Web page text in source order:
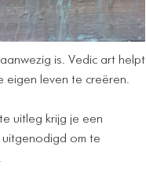
is. Vedic art helpt
eigen leven te creëren.
uitleg krijg je een
om te